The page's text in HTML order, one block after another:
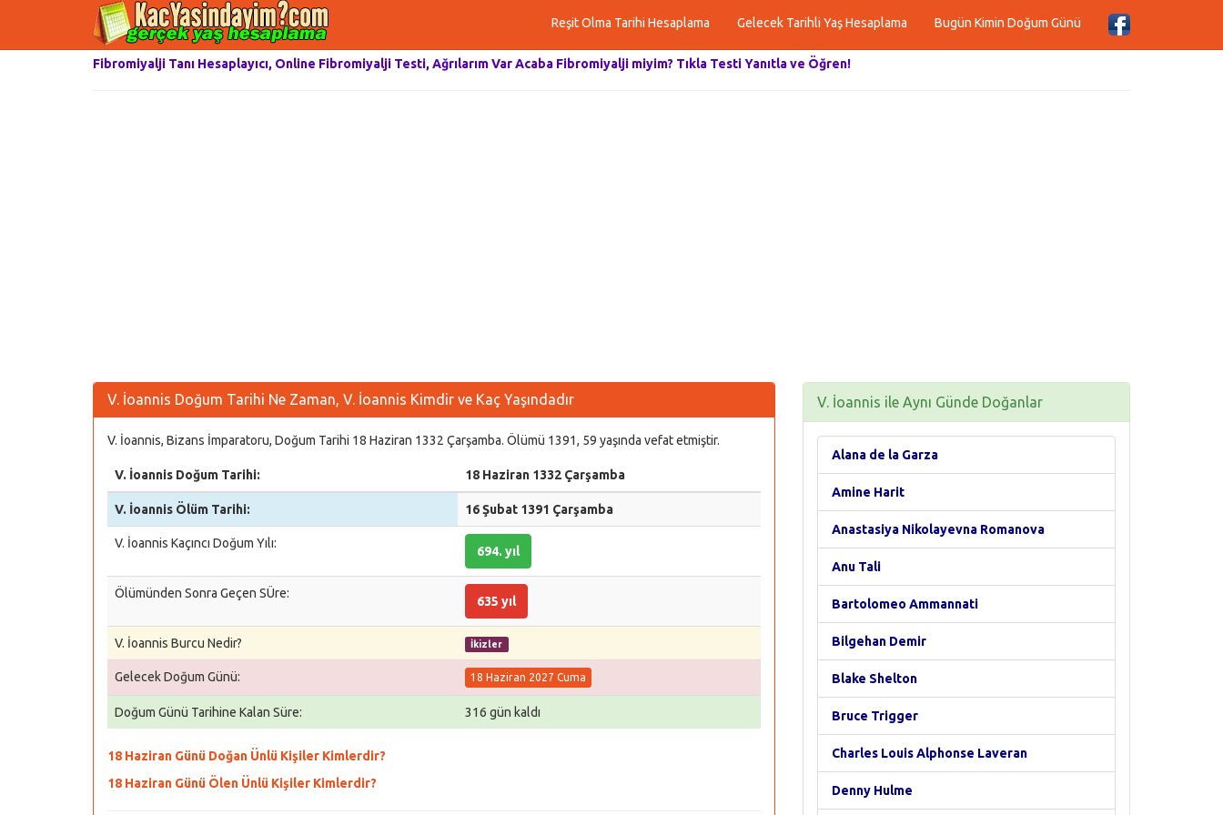
Reşit Olma Tarihi Hesaplama Gelecek Tarihli Yaş Hesaplama Bugün Kimin Doğum Günü
Fibromiyalji Tanı Hesaplayıcı, Online Fibromiyalji Testi, Ağrılarım Var Acaba Fibromiyalji miyim? Tıkla Testi Yanıtla ve Öğren!
V. İoannis Doğum Tarihi Ne Zaman, V. İoannis Kimdir ve Kaç Yaşındadır
V. İoannis, Bizans İmparatoru, Doğum Tarihi 18 Haziran 1332 Çarşamba. Ölümü 1391, 59 yaşında vefat etmiştir.
V. İoannis Doğum Tarihi: 18 Haziran 1332 Çarşamba
V. İoannis Ölüm Tarihi: 16 Şubat 1391 Çarşamba
V. İoannis Kaçıncı Doğum Yılı:
694. yıl
Ölümünden Sonra Geçen SÜre:
635 yıl
V. İoannis Burcu Nedir? İkizler
Gelecek Doğum Günü: 18 Haziran 2027 Cuma
Doğum Günü Tarihine Kalan Süre: 316 gün kaldı
18 Haziran Günü Doğan Ünlü Kişiler Kimlerdir?
18 Haziran Günü Ölen Ünlü Kişiler Kimlerdir?
V. İoannis ile Aynı Günde Doğanlar
Alana de la Garza
Amine Harit
Anastasiya Nikolayevna Romanova
Anu Tali
Bartolomeo Ammannati
Bilgehan Demir
Blake Shelton
Bruce Trigger
Charles Louis Alphonse Laveran
Denny Hulme